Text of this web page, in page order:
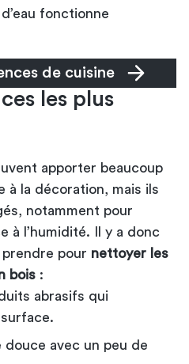
fonctionne
de cuisine
les plus
apporter beaucoup
à la décoration, mais ils
notamment pour
à l’humidité. Il y a donc
pour nettoyer les
bois :
abrasifs qui
douce avec un peu de